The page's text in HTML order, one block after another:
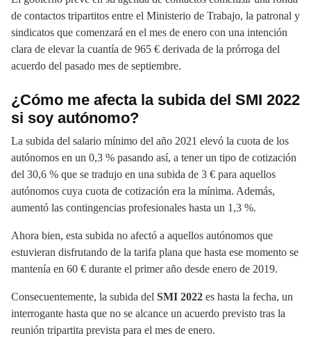
de contactos tripartitos entre el Ministerio de Trabajo, la patronal y
sindicatos que comenzará en el mes de enero con una intención
clara de elevar la cuantía de 965 € derivada de la prórroga del
acuerdo del pasado mes de septiembre.
¿Cómo me afecta la subida del SMI 2022
si soy autónomo?
La subida del salario mínimo del año 2021 elevó la cuota de los
autónomos en un 0,3 % pasando así, a tener un tipo de cotización
del 30,6 % que se tradujo en una subida de 3 € para aquellos
autónomos cuya cuota de cotización era la mínima. Además,
aumentó las contingencias profesionales hasta un 1,3 %.
Ahora bien, esta subida no afectó a aquellos autónomos que
estuvieran disfrutando de la tarifa plana que hasta ese momento se
mantenía en 60 € durante el primer año desde enero de 2019.
Consecuentemente, la subida del SMI 2022 es hasta la fecha, un
interrogante hasta que no se alcance un acuerdo previsto tras la
reunión tripartita prevista para el mes de enero.